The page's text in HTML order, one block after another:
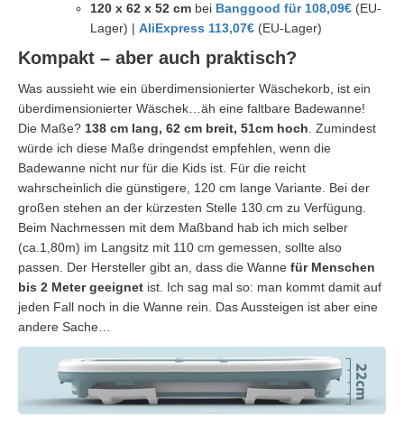
120 x 62 x 52 cm bei Banggood für 108,09€ (EU-
Lager) | AliExpress 113,07€ (EU-Lager)
Kompakt – aber auch praktisch?
Was aussieht wie ein überdimensionierter Wäschekorb, ist ein
überdimensionierter Wäschek…äh eine faltbare Badewanne!
Die Maße? 138 cm lang, 62 cm breit, 51cm hoch . Zumindest
würde ich diese Maße dringendst empfehlen, wenn die
Badewanne nicht nur für die Kids ist. Für die reicht
wahrscheinlich die günstigere, 120 cm lange Variante. Bei der
großen stehen an der kürzesten Stelle 130 cm zu Verfügung.
Beim Nachmessen mit dem Maßband hab ich mich selber
(ca.1,80m) im Langsitz mit 110 cm gemessen, sollte also
passen. Der Hersteller gibt an, dass die Wanne für Menschen
bis 2 Meter geeignet ist. Ich sag mal so: man kommt damit auf
jeden Fall noch in die Wanne rein. Das Aussteigen ist aber eine
andere Sache…